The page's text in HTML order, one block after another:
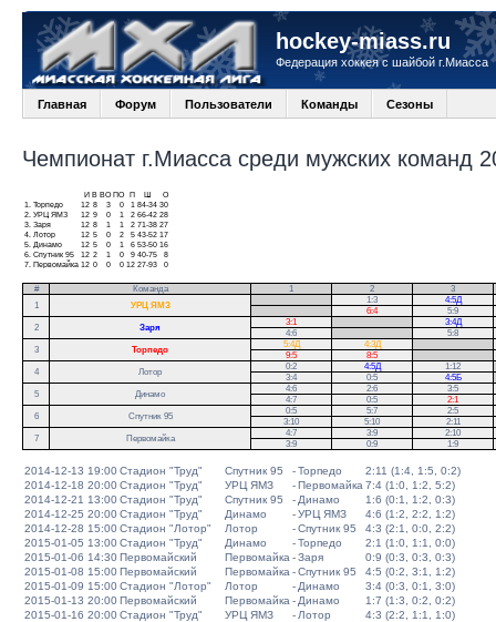
hockey-miass.ru
Федерация хоккея с шайбой г.Миасса
Главная Форум Пользователи Команды Сезоны
Чемпионат г.Миасса среди мужских команд
И В ВО ПО П
О
1.
Торпедо 12 8 3 0 1 84-34 30
2. УРЦ ЯМЗ 12 9 0 1 2 66-42 28
3. Заря 12 8 1 1 2 71-38 27
4. Лотор 12 5 0 2 5 43-52 17
5.
Динамо 12 5 0 1 6 53-50 16
6. Спутник 95 12 2 1 0 9 40-75
8
7.
Первомайка 12 0 0 0 12 27-93 0
# Команда 1 2
3
1
УРЦ ЯМЗ
1:3
4:5Д
6:4
5:9
2
Заря
3:1
3:4Д
4:6
5:8
3
Торпедо
5:4Д 4:3Д
9:5
8:5
4
Лотор
0:2 4:5Д 1:12
3:4
0:5 4:5Б
5
Динамо
4:6 2:6
3:5
4:7
0:5
2:1
6
Спутник 95
0:5 5:7
2:5
3:10
5:10
2:11
7
Первомайка
4:7 3:9
2:10
3:9
0:9 1:9
2014-12-13 19:00Стадион "Труд" Спутник 95 -Торпедо
2:11 (1:4, 1:5, 0:2)
2014-12-18 20:00Стадион "Труд" УРЦ ЯМЗ -Первомайка 7:4 (1:0, 1:2, 5:2)
2014-12-21 13:00Стадион "Труд" Спутник 95 - Динамо
1:6 (0:1, 1:2, 0:3)
2014-12-25 20:00Стадион "Труд" Динамо -УРЦ ЯМЗ
4:6 (1:2, 2:2, 1:2)
2014-12-28 15:00Стадион "Лотор" Лотор -Спутник 95
4:3 (2:1, 0:0, 2:2)
2015-01-05 13:00Стадион "Труд" Динамо -Торпедо
2:1 (1:0, 1:1, 0:0)
2015-01-06 14:30Первомайский Первомайка -Заря
0:9 (0:3, 0:3, 0:3)
2015-01-08 15:00Первомайский Первомайка -Спутник 95
4:5 (0:2, 3:1, 1:2)
2015-01-09 15:00Стадион "Лотор" Лотор - Динамо
3:4 (0:3, 0:1, 3:0)
2015-01-13 20:00Первомайский Первомайка - Динамо
1:7 (1:3, 0:2, 0:2)
2015-01-16 20:00Стадион "Труд" УРЦ ЯМЗ - Лотор
4:3 (2:2, 1:1, 1:0)